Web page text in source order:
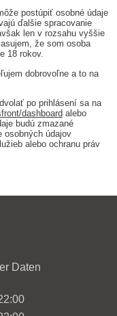
postúpiť osobné údaje
ďalšie spracovanie
len v rozsahu vyššie
že som osoba
18 rokov.
dobrovoľne a to na
po prihlásení sa na
dashboard alebo
budú zmazané
osobných údajov
alebo ochranu práv
Daten